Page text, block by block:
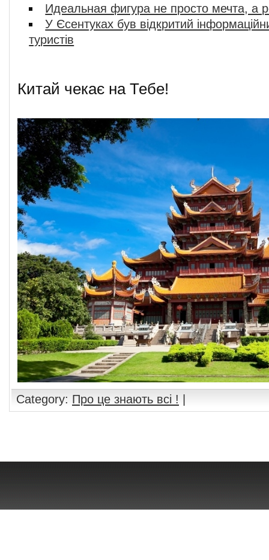
Идеальная фигура не просто мечта, а
У Єсентуках був відкритий
туристів
Китай чекає на Тебе!
Category: Про це знають всі !